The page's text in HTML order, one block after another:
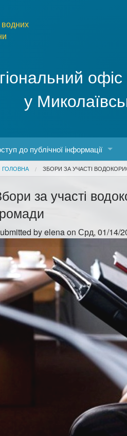
у
до публічної інформації
про доступ до
роботу з інформаційними
та порядок запиту
are here
ГОЛОВНА ЗБОРИ ЗА УЧАСТІ
за участі
byelenaon Срд, 01/14/